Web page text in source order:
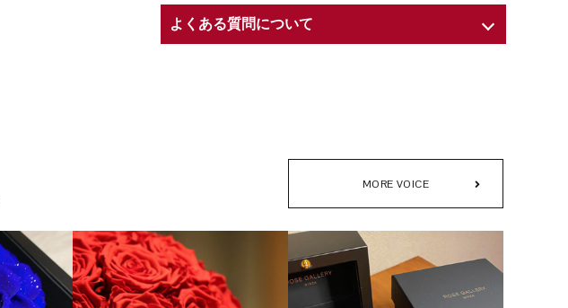
商品紹介
６営業日〜10営業日でのお届け
よくある質問について
とで、色鮮やかで瑞々しい花姿を、長期間そのままに愉し
めるよう仕立てた特別な花。それがプリザーブドフラワー
Q. 「タイムレスローズ」とは？
A. 世界最高級のプリザーブドローズ「アモローサ®」の中
から、ローズギャラリーがさらに厳選した、生命力と美し
MORE VOICE